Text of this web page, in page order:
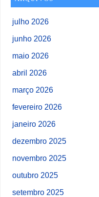
julho 2026
junho 2026
maio 2026
abril 2026
março 2026
fevereiro 2026
janeiro 2026
dezembro 2025
novembro 2025
outubro 2025
setembro 2025